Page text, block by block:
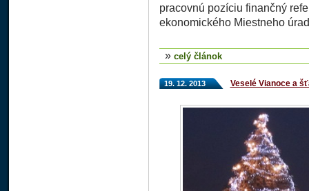
pracovnú pozíciu finančný
ekonomického Miestneho
» celý článok
19. 12. 2013 Veselé Vianoce a